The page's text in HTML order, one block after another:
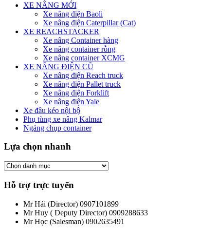
XE NÂNG MỚI
Xe nâng điện Baoli
Xe nâng điện Caterpillar (Cat)
XE REACHSTACKER
Xe nâng Container hàng
Xe nâng container rỗng
Xe nâng container XCMG
XE NÂNG ĐIỆN CŨ
Xe nâng điện Reach truck
Xe nâng điện Pallet truck
Xe nâng điện Forklift
Xe nâng điện Yale
Xe đầu kéo nội bộ
Phụ tùng xe nâng Kalmar
Ngáng chụp container
Lựa chọn nhanh
Hỗ trợ trực tuyến
Mr Hải (Director) 0907101899
Mr Huy ( Deputy Director) 0909288633
Mr Học (Salesman) 0902635491